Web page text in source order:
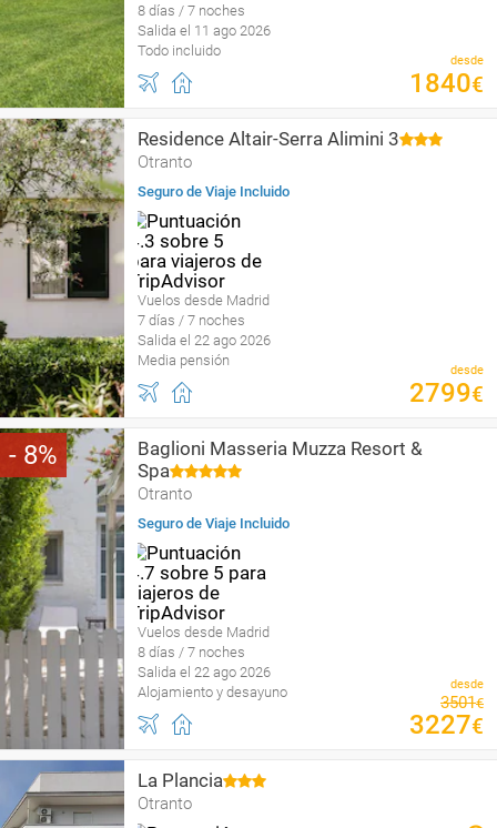
8 días / 7 noches
Salida el 11 ago 2026
Todo incluido
desde
1840€
Residence Altair-Serra Alimini 3
Otranto
Seguro de Viaje Incluido
Vuelos desde Madrid
7 días / 7 noches
Salida el 22 ago 2026
Media pensión
desde
2799€
8
Baglioni Masseria Muzza Resort &
Spa
Otranto
Seguro de Viaje Incluido
Vuelos desde Madrid
8 días / 7 noches
Salida el 22 ago 2026
Alojamiento y desayuno
desde
3501€
3227€
La Plancia
Otranto